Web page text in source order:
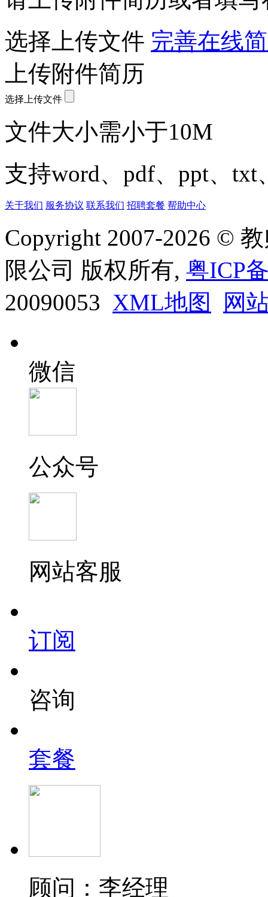
选择上传文件 完善在线
上传附件简历
选择上传文件
文件大小需小于10M
支持word、pdf、ppt、txt
关于我们 服务协议 联系我们 招聘套餐 帮助中心
Copyright 2007-2026 ©
限公司 版权所有, 粤ICP
20090053 XML地图 网
微信
公众号
网站客服
订阅
咨询
套餐
顾问：李经理